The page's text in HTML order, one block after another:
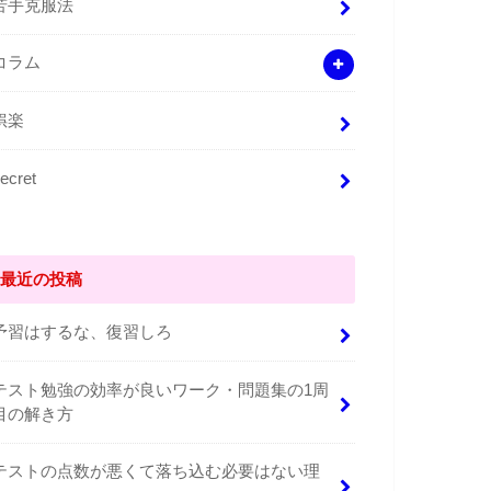
手克服法
ラム
楽
最近の投稿
習はするな、復習しろ
スト勉強の効率が良いワーク・問題集の1周
の解き方
ストの点数が悪くて落ち込む必要はない理